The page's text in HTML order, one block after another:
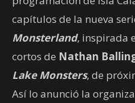
capítulos de la nueva
Monsterland, inspirada
cortos de Nathan
Lake Monsters, de
Así lo anunció la